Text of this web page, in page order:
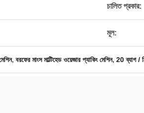
চালিত প্রকার:
মূল:
, বরফের মাংস মাল্টিহেড ওয়েজার প্যাকিং মেশিন, 20 ব্যাগ /